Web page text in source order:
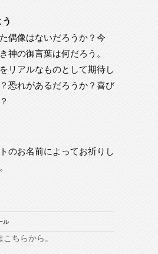
偶像はないだろうか？今
神の御言葉は何だろう。
リアルなものとして期待し
恐れがあるだろうか？喜び
のお名前によってお祈りし
ル
ちらから。